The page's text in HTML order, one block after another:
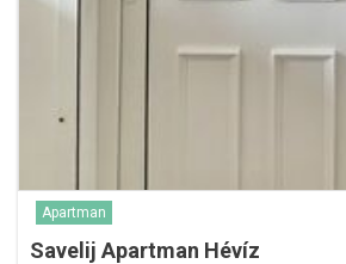
Apartman
Savelij Apartman Hévíz